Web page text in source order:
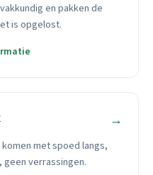
en pakken de
is opgelost.
→
met spoed langs,
geen verrassingen.